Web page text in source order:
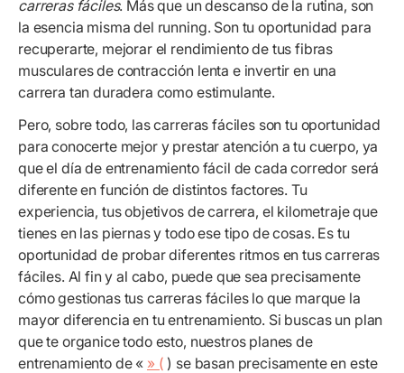
carreras fáciles. Más que un descanso de la rutina, son
la esencia misma del running. Son tu oportunidad para
recuperarte, mejorar el rendimiento de tus fibras
musculares de contracción lenta e invertir en una
carrera tan duradera como estimulante.
Pero, sobre todo, las carreras fáciles son tu oportunidad
para conocerte mejor y prestar atención a tu cuerpo, ya
que el día de entrenamiento fácil de cada corredor será
diferente en función de distintos factores. Tu
experiencia, tus objetivos de carrera, el kilometraje que
tienes en las piernas y todo ese tipo de cosas. Es tu
oportunidad de probar diferentes ritmos en tus carreras
fáciles. Al fin y al cabo, puede que sea precisamente
cómo gestionas tus carreras fáciles lo que marque la
mayor diferencia en tu entrenamiento. Si buscas un plan
que te organice todo esto, nuestros planes de
entrenamiento de « » ( ) se basan precisamente en este